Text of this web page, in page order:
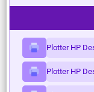
Plotter HP
Plotter HP